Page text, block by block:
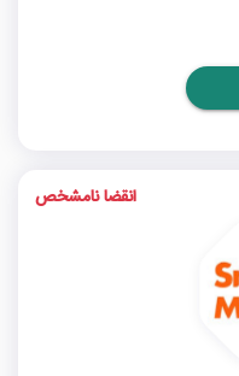
انقضا نامشخص